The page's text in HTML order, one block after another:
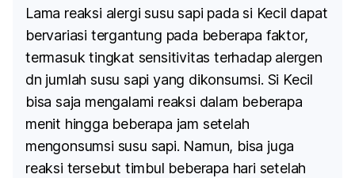
Lama reaksi alergi susu sapi pada si Kecil dapat
bervariasi tergantung pada beberapa faktor,
termasuk tingkat sensitivitas terhadap alergen
dn jumlah susu sapi yang dikonsumsi. Si Kecil
bisa saja mengalami reaksi dalam beberapa
menit hingga beberapa jam setelah
mengonsumsi susu sapi. Namun, bisa juga
reaksi tersebut timbul beberapa hari setelah